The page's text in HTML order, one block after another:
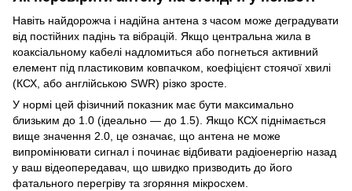
Навіть найдорожча і надійна антена з часом може деградувати
від постійних падінь та вібрацій. Якщо центральна жила в
коаксіальному кабелі надломиться або погнеться активний
елемент під пластиковим ковпачком, коефіцієнт стоячої хвилі
(КСХ, або англійською SWR) різко зросте.
У нормі цей фізичний показник має бути максимально
близьким до 1.0 (ідеально — до 1.5). Якщо КСХ піднімається
вище значення 2.0, це означає, що антена не може
випромінювати сигнал і починає відбивати радіоенергію назад
у ваш відеопередавач, що швидко призводить до його
фатального перегріву та згоряння мікросхем.